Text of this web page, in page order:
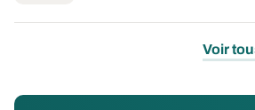
Voir